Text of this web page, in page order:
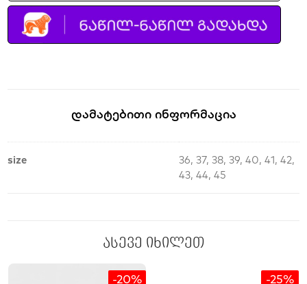
Დამატებითი Ინფორმაცია
size
36, 37, 38, 39, 40, 41, 42,
43, 44, 45
ასევე იხილეთ
-20% -25%